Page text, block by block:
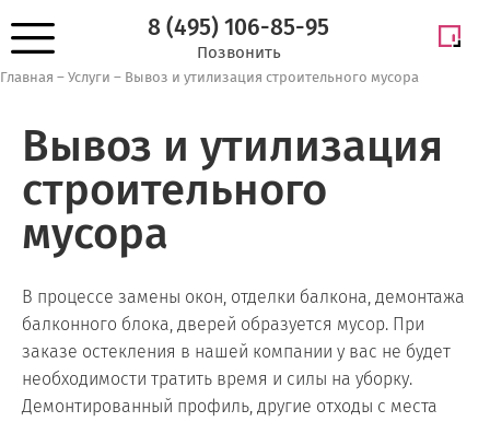
8 (495) 106-85-95
Позвонить
Главная – Услуги – Вывоз и утилизация строительного мусора
Вывоз и утилизация
строительного
мусора
В процессе замены окон, отделки балкона, демонтажа
балконного блока, дверей образуется мусор. При
заказе остекления в нашей компании у вас не будет
необходимости тратить время и силы на уборку.
Демонтированный профиль, другие отходы с места